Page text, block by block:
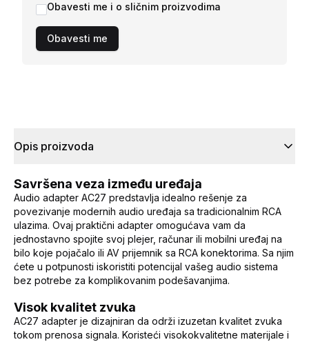
Obavesti me i o sličnim proizvodima
Obavesti me
Opis proizvoda
Savršena veza između uređaja
Audio adapter AC27 predstavlja idealno rešenje za
povezivanje modernih audio uređaja sa tradicionalnim RCA
ulazima. Ovaj praktični adapter omogućava vam da
jednostavno spojite svoj plejer, računar ili mobilni uređaj na
bilo koje pojačalo ili AV prijemnik sa RCA konektorima. Sa njim
ćete u potpunosti iskoristiti potencijal vašeg audio sistema
bez potrebe za komplikovanim podešavanjima.
Visok kvalitet zvuka
AC27 adapter je dizajniran da održi izuzetan kvalitet zvuka
tokom prenosa signala. Koristeći visokokvalitetne materijale i